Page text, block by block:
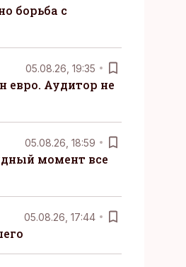
борьба с
05.08.26, 19:35
евро. Аудитор не
05.08.26, 18:59
момент все
05.08.26, 17:44